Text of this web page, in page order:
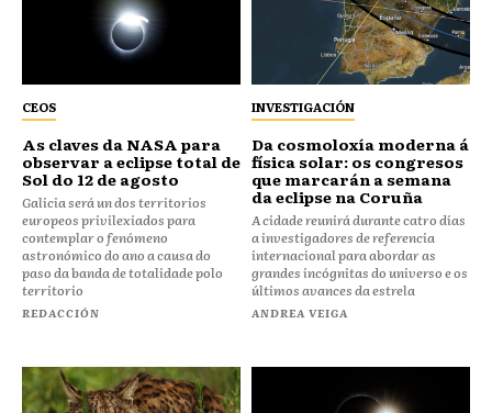
CEOS
As claves da NASA para
observar a eclipse total de
Sol do 12 de agosto
Galicia será un dos territorios
europeos privilexiados para
contemplar o fenómeno
astronómico do ano a causa do
paso da banda de totalidade polo
territorio
REDACCIÓN
INVESTIGACIÓN
Da cosmoloxía moderna á
física solar: os congresos
que marcarán a semana
da eclipse na Coruña
A cidade reunirá durante catro días
a investigadores de referencia
internacional para abordar as
grandes incógnitas do universo e os
últimos avances da estrela
ANDREA VEIGA